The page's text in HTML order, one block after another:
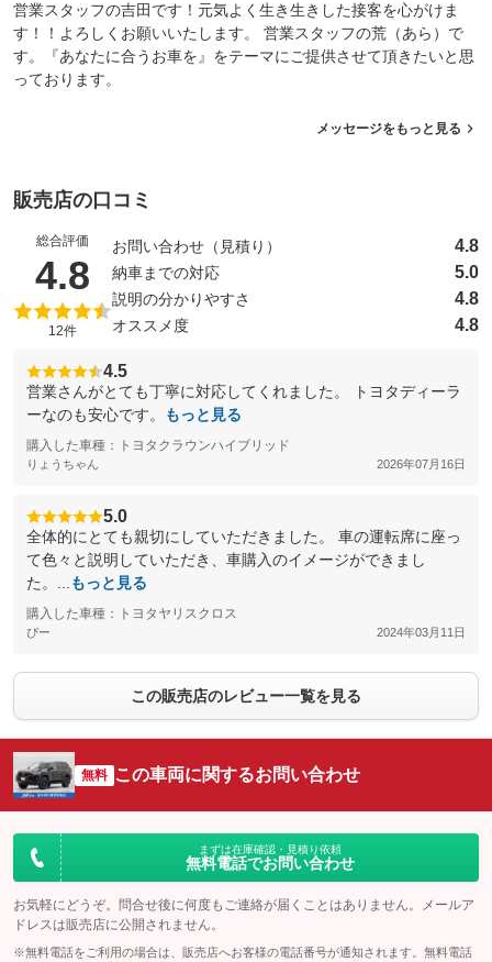
営業スタッフの吉田です！元気よく生き生きした接客を心がけま
す！！よろしくお願いいたします。 営業スタッフの荒（あら）で
す。『あなたに合うお車を』をテーマにご提供させて頂きたいと思
っております。
メッセージをもっと見る
販売店の口コミ
総合評価
4.8 （5点満点中）
12件
お問い合わせ（見積り） 4.8
納車までの対応 5.0
説明の分かりやすさ 4.8
オススメ度 4.8
4.5
営業さんがとても丁寧に対応してくれました。 トヨタディーラ
ーなのも安心です。
もっと見る
購入した車種：トヨタクラウンハイブリッド
りょうちゃん 2026年07月16日
5.0
全体的にとても親切にしていただきました。 車の運転席に座っ
て色々と説明していただき、車購入のイメージができまし
た。...
もっと見る
購入した車種：トヨタヤリスクロス
ぴー 2024年03月11日
この販売店のレビュー一覧を見る
無料 この車両に関するお問い合わせ
まずは在庫確認・見積り依頼
無料電話でお問い合わせ
お気軽にどうぞ。問合せ後に何度もご連絡が届くことはありません。メールア
ドレスは販売店に公開されません。
※無料電話をご利用の場合は、販売店へお客様の電話番号が通知されます。無料電話